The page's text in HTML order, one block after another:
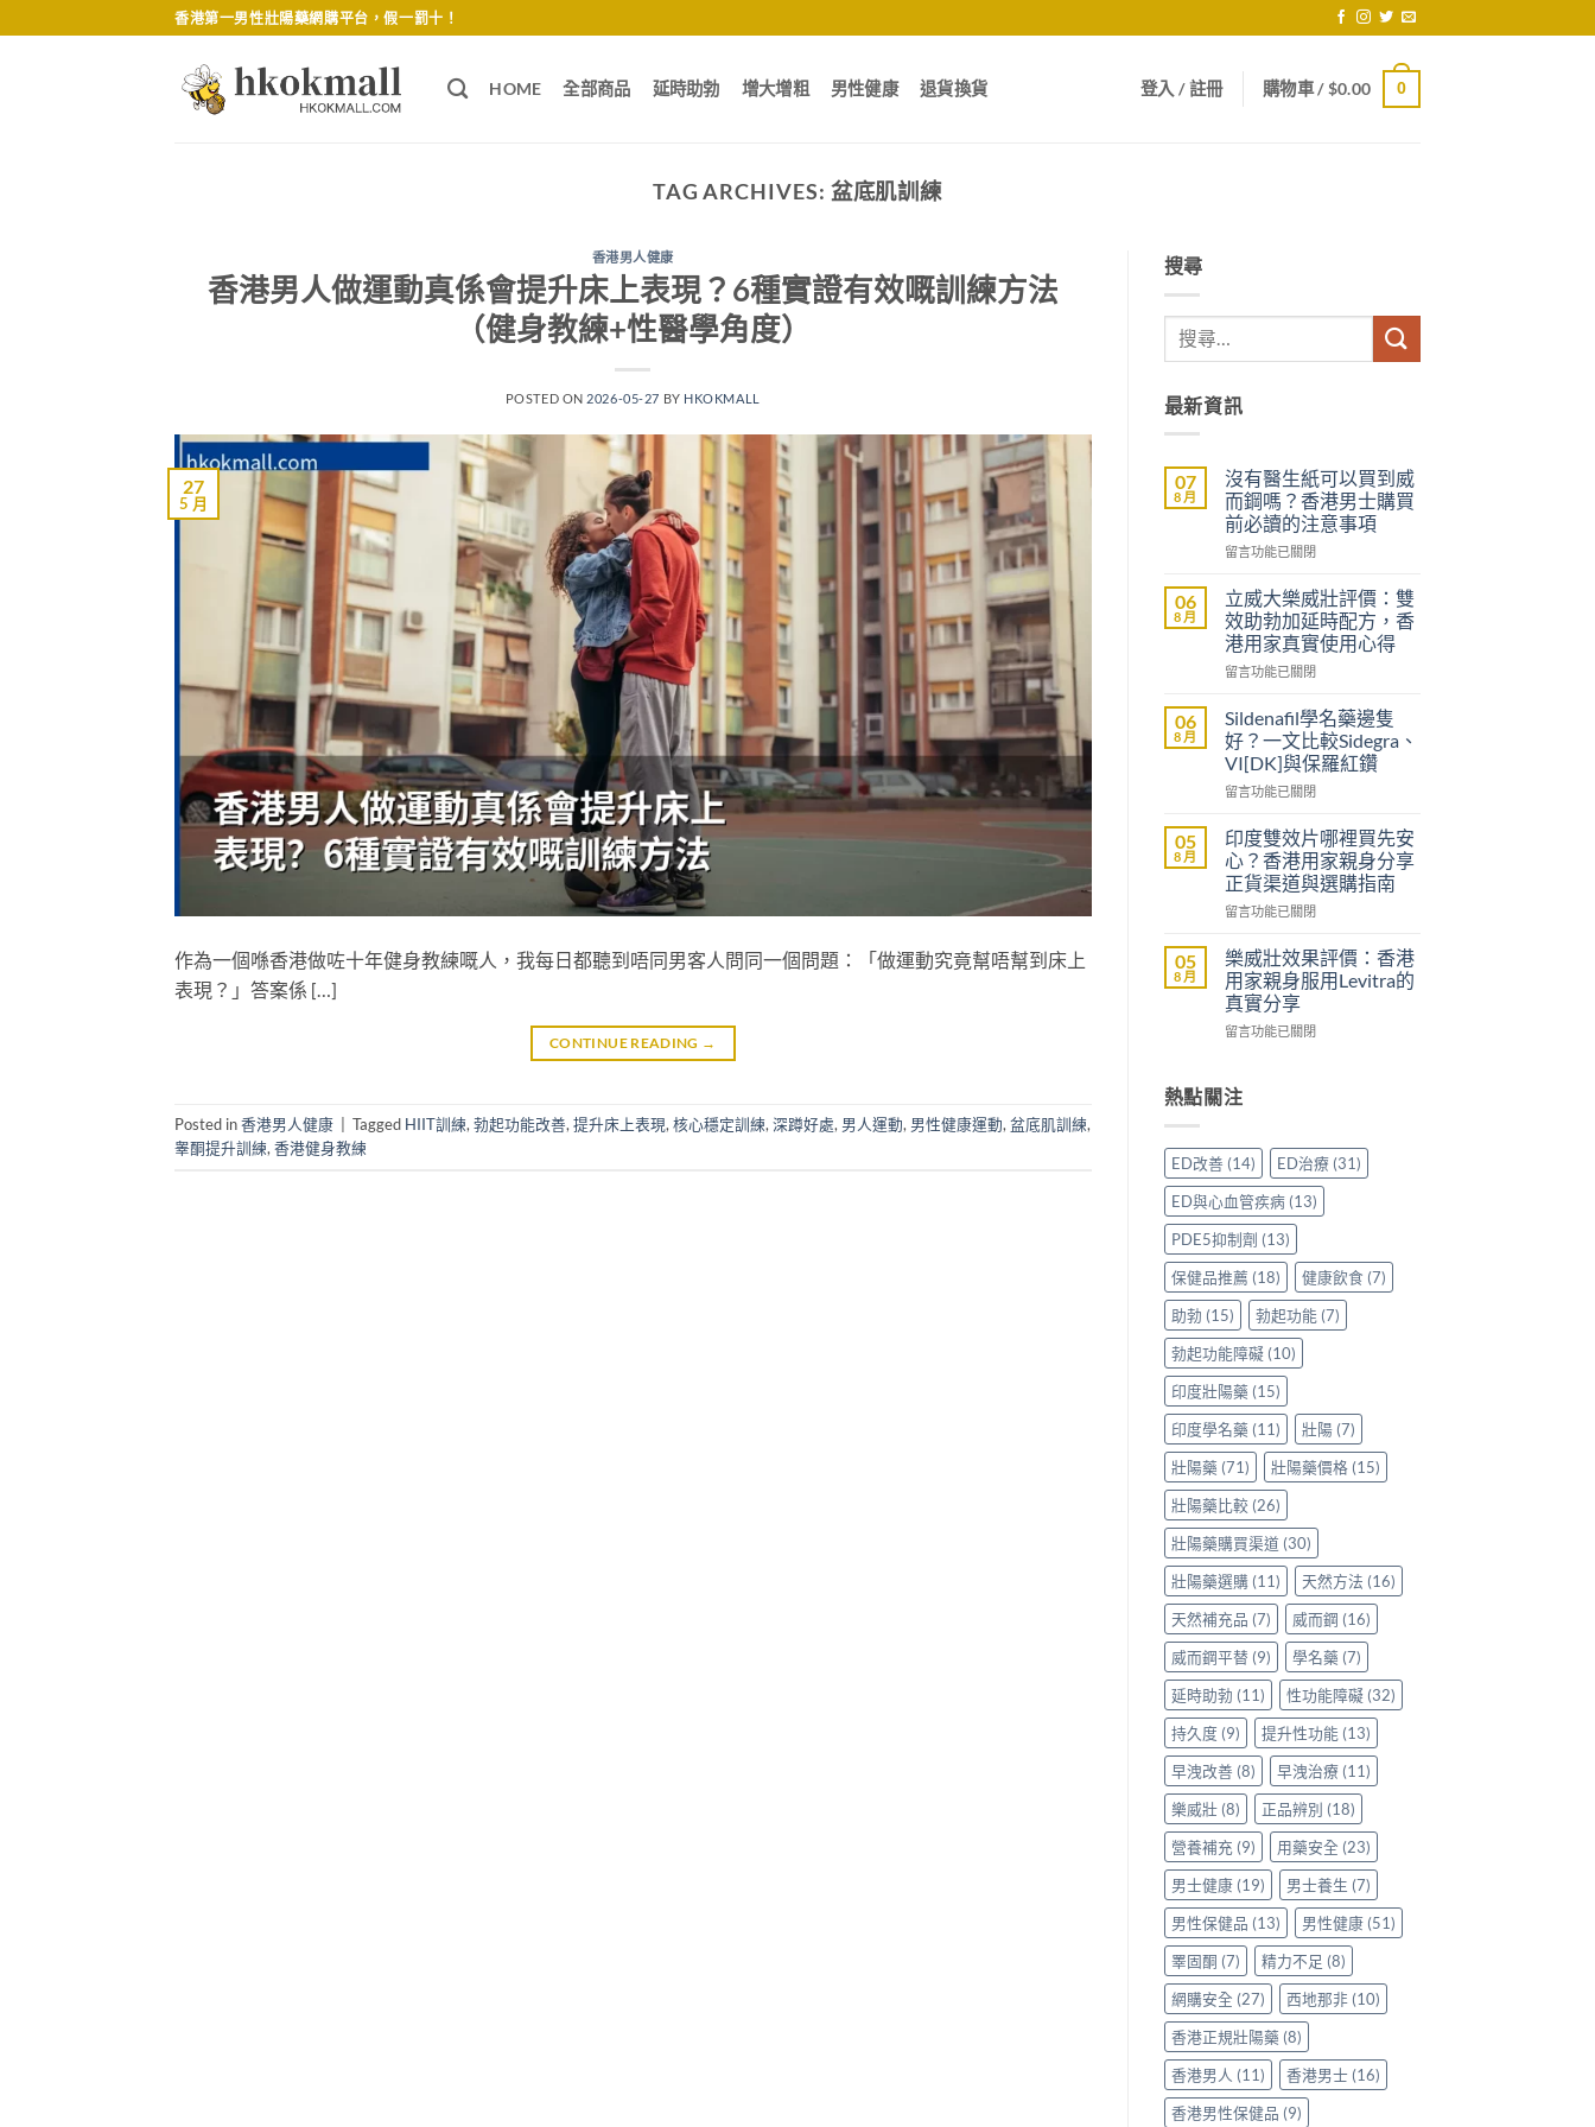
to
香港第一男性壯陽藥網購平台，假一罰十！
HOME 全部商品 延時助勃 增大增粗 男性健康 退貨換貨 登入 / 註冊 購物車 /$0.00 0
TAG ARCHIVES: 盆底肌訓練
香港男人健康
香港男人做運動真係會提升床上表現？6種實證有效嘅訓練方法
（健身教練+性醫學角度）
POSTED ON 2026-05-27 BY HKOKMALL
27
5 月
作為一個喺香港做咗十年健身教練嘅人，我每日都聽到唔同男客人問同一個問題：「做運動究竟幫唔幫到床上
表現？」答案係 […]
CONTINUE READING →
Posted in香港男人健康 Tagged HIIT訓練, 勃起功能改善, 提升床上表現, 核心穩定訓練, 深蹲好處, 男人運動, 男性健康運動, 盆底肌訓練,
睾酮提升訓練, 香港健身教練
搜尋
最新資訊
07
8 月
沒有醫生紙可以買到威
而鋼嗎？香港男士購買
前必讀的注意事項
在
有
醫
生
紙
可
買
到
威
而
鋼
香
港
男
士
購
前
必
讀
的
注
項〉
留言功能已關閉
06
8 月
立威大樂威壯評價：雙
效助勃加延時配方，香
港用家真實使用心得
在
威
大
樂
威
壯
價：
雙
效
助
勃
延
時
配
方，
香
家
使
用
心
得〉
中
留言功能已關閉
06
8 月
Sildenafil學名藥邊隻
好？一文比較Sidegra、
VI[DK]與保羅紅鑽
在
學
名
藥
邊
隻
一
文
比
較
Sidegra、
保
鑽〉
中
留言功能已關閉
05
8 月
印度雙效片哪裡買先安
心？香港用家親身分享
正貨渠道與選購指南
在
度
雙
效
片
哪
先
香
港
用
家
親
身
分
享
正
貨
渠
道
與
選
購
指
南〉
中
留言功能已關閉
05
8 月
樂威壯效果評價：香港
用家親身服用Levitra的
真實分享
在
壯
效
評
價：
香
港
用
家
親
身
服
用
Levitra
的
真
實
分
享〉
中
留言功能已關閉
熱點關注
ED改善 (14) ED治療(31)
ED與心血管疾病(13)
PDE5抑制劑 (13)
保健品推薦 (18) 健康飲食 (7)
助勃 (15) 勃起功能 (7)
勃起功能障礙(10)
印度壯陽藥 (15)
印度學名藥 (11) 壯陽(7)
壯陽藥 (71) 壯陽藥價格(15)
壯陽藥比較 (26)
壯陽藥購買渠道 (30)
壯陽藥選購(11) 天然方法 (16)
天然補充品 (7) 威而鋼 (16)
威而鋼平替 (9) 學名藥 (7)
延時助勃 (11) 性功能障礙(32)
持久度 (9) 提升性功能 (13)
早洩改善 (8) 早洩治療(11)
樂威壯(8) 正品辨別 (18)
營養補充 (9) 用藥安全 (23)
男士健康(19) 男士養生 (7)
男性保健品 (13) 男性健康(51)
睪固酮 (7) 精力不足 (8)
網購安全 (27) 西地那非(10)
香港正規壯陽藥 (8)
香港男人 (11) 香港男士(16)
香港男性保健品 (9)